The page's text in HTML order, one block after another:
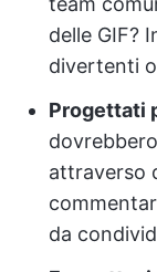
delle GIF?
divertenti
Progettati
attraverso
da